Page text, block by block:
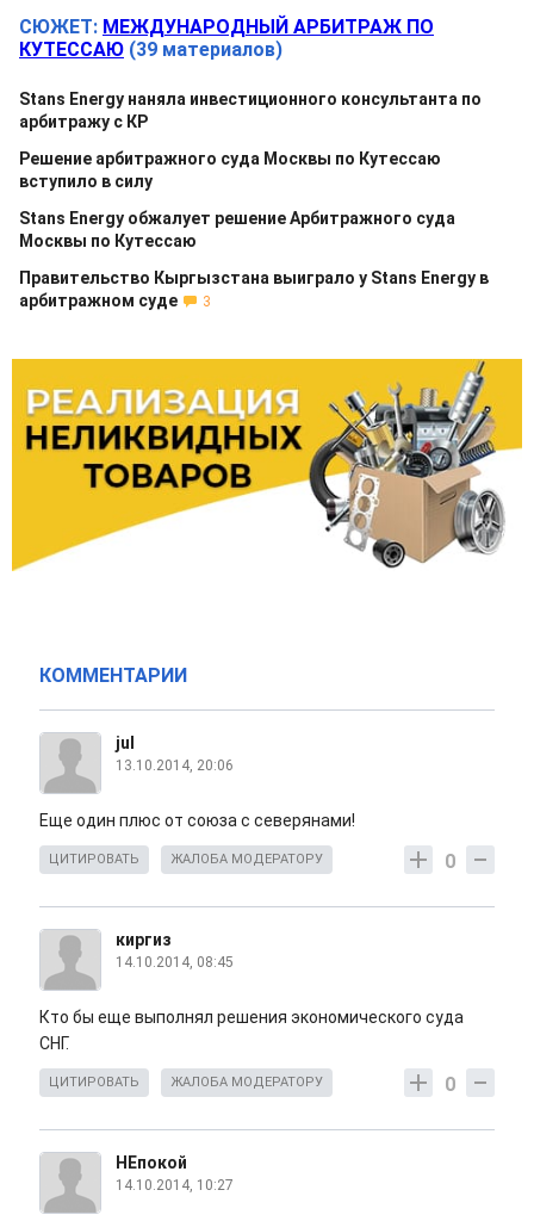
СЮЖЕТ: МЕЖДУНАРОДНЫЙ АРБИТРАЖ ПО
КУТЕСCАЮ (39 материалов)
Stans Energy наняла инвестиционного консультанта по
арбитражу с КР
Решение арбитражного суда Москвы по Кутессаю
вступило в силу
Stans Energy обжалует решение Арбитражного суда
Москвы по Кутессаю
Правительство Кыргызстана выиграло у Stans Energy в
арбитражном суде
3
КОММЕНТАРИИ
jul
13.10.2014, 20:06
Еще один плюс от союза с северянами!
0
ЦИТИРОВАТЬ ЖАЛОБА МОДЕРАТОРУ
киргиз
14.10.2014, 08:45
Кто бы еще выполнял решения экономического суда
СНГ.
0
ЦИТИРОВАТЬ ЖАЛОБА МОДЕРАТОРУ
НЕпокой
14.10.2014, 10:27